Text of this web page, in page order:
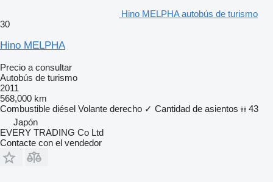
Hino MELPHA autobús de turismo
30
Hino MELPHA
Precio a consultar
Autobús de turismo
2011
568,000 km
Combustible diésel Volante derecho ✓ Cantidad de asientos
43
Japón
EVERY TRADING Co Ltd
Contacte con el vendedor